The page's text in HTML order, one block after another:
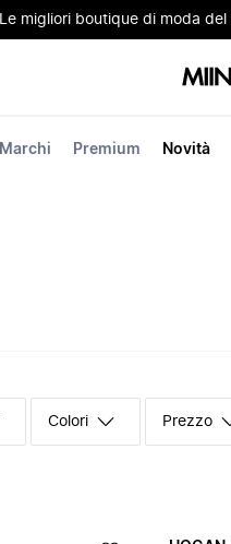
Le migliori boutique di moda
Marchi Premium Novità
Colori Prezzo